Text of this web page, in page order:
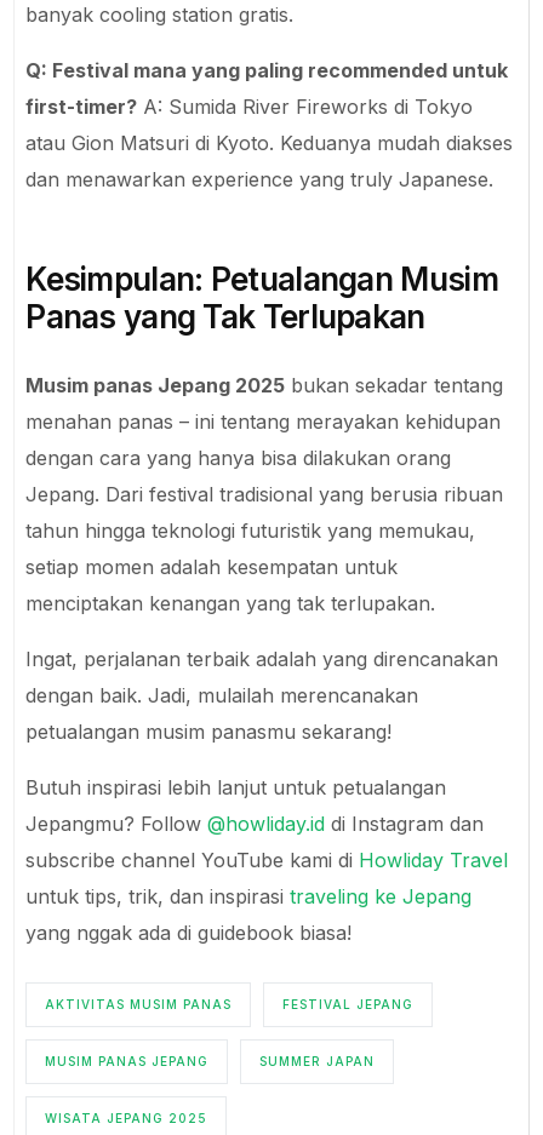
banyak cooling station gratis.
Q: Festival mana yang paling recommended untuk
first-timer? A: Sumida River Fireworks di Tokyo
atau Gion Matsuri di Kyoto. Keduanya mudah diakses
dan menawarkan experience yang truly Japanese.
Kesimpulan: Petualangan Musim
Panas yang Tak Terlupakan
Musim panas Jepang 2025 bukan sekadar tentang
menahan panas – ini tentang merayakan kehidupan
dengan cara yang hanya bisa dilakukan orang
Jepang. Dari festival tradisional yang berusia ribuan
tahun hingga teknologi futuristik yang memukau,
setiap momen adalah kesempatan untuk
menciptakan kenangan yang tak terlupakan.
Ingat, perjalanan terbaik adalah yang direncanakan
dengan baik. Jadi, mulailah merencanakan
petualangan musim panasmu sekarang!
Butuh inspirasi lebih lanjut untuk petualangan
Jepangmu? Follow@howliday.id di Instagram dan
subscribe channel YouTube kami di Howliday Travel
untuk tips, trik, dan inspirasitraveling ke Jepang
yang nggak ada di guidebook biasa!
AKTIVITAS MUSIM PANAS FESTIVAL JEPANG
MUSIM PANAS JEPANG SUMMER JAPAN
WISATA JEPANG 2025